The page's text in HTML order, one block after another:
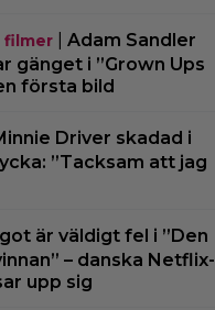
filmer| Adam Sandler
gänget i ”Grown Ups
första bild
Driver skadad i
”Tacksam att jag
är väldigt fel i ”Den
– danska Netflix-
upp sig